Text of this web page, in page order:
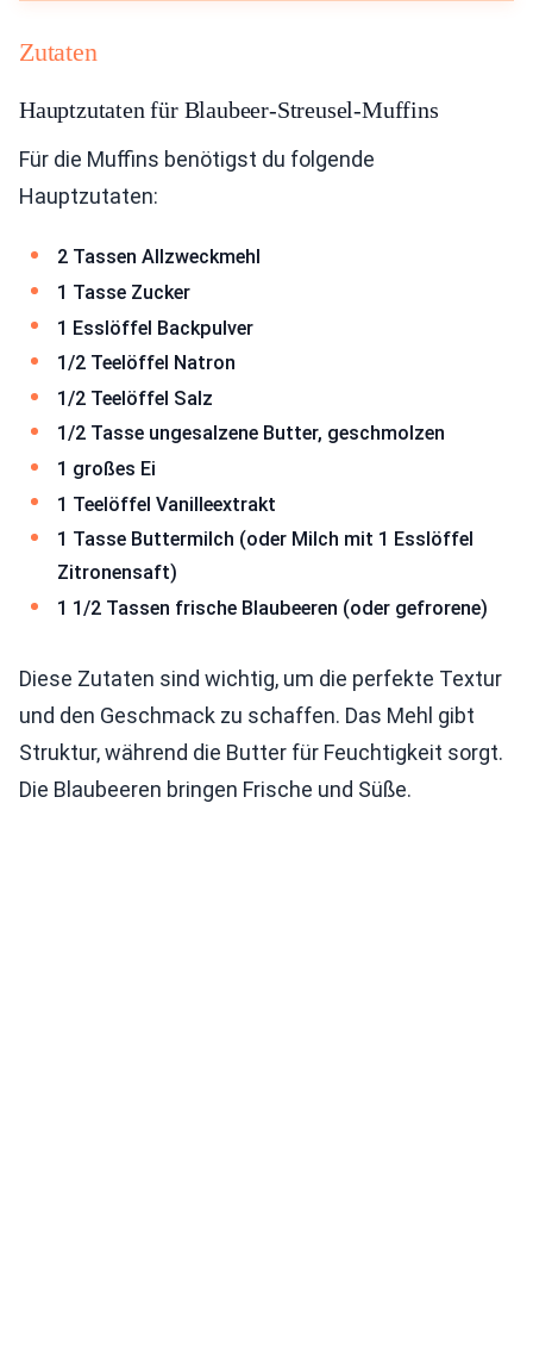
Zutaten
Hauptzutaten für Blaubeer-Streusel-Muffins
Für die Muffins benötigst du folgende
Hauptzutaten:
2 Tassen Allzweckmehl
1 Tasse Zucker
1 Esslöffel Backpulver
1/2 Teelöffel Natron
1/2 Teelöffel Salz
1/2 Tasse ungesalzene Butter, geschmolzen
1 großes Ei
1 Teelöffel Vanilleextrakt
1 Tasse Buttermilch (oder Milch mit 1 Esslöffel
Zitronensaft)
1 1/2 Tassen frische Blaubeeren (oder gefrorene)
Diese Zutaten sind wichtig, um die perfekte Textur
und den Geschmack zu schaffen. Das Mehl gibt
Struktur, während die Butter für Feuchtigkeit sorgt.
Die Blaubeeren bringen Frische und Süße.